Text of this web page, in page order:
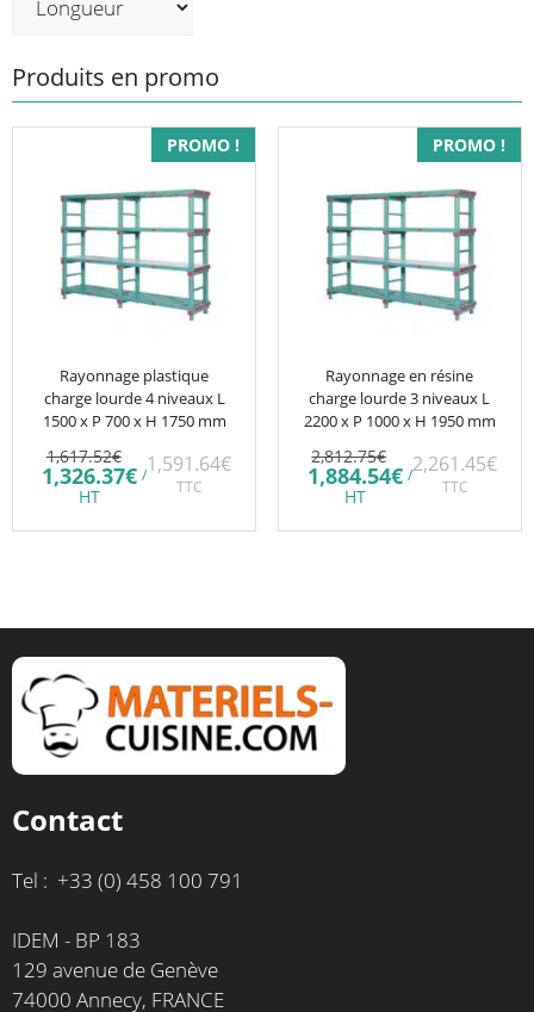
Produits en promo
PROMO !
Rayonnage plastique
charge lourde 4 niveaux L
1500 x P 700 x H 1750 mm
1,617.52€ Le
prix
initial
1,617.52€.
1,326.37€Le
est :
HT
/1,591.64€
TTC
PROMO !
Rayonnage en résine
charge lourde 3 niveaux L
2200 x P 1000 x H 1950 mm
2,812.75€ Le
prix
initial
2,812.75€.
1,884.54€Le
est :
HT
/2,261.45€
TTC
Contact
Tel : +33 (0) 458 100 791
IDEM - BP 183
129 avenue de Genève
74000 Annecy, FRANCE